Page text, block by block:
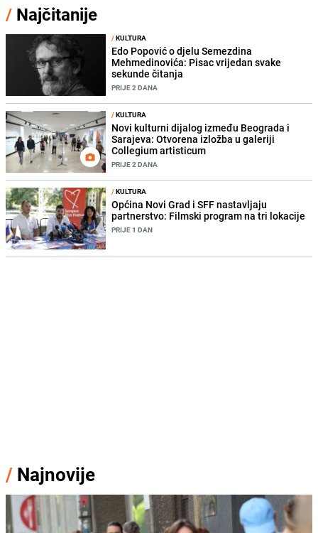
/ Najčitanije
/KULTURA
Edo Popović o djelu Semezdina
Mehmedinovića: Pisac vrijedan svake
sekunde čitanja
PRIJE 2 DANA
/KULTURA
Novi kulturni dijalog između Beograda i
Sarajeva: Otvorena izložba u galeriji
Collegium artisticum
PRIJE 2 DANA
/KULTURA
Općina Novi Grad i SFF nastavljaju
partnerstvo: Filmski program na tri lokacije
PRIJE 1 DAN
/ Najnovije